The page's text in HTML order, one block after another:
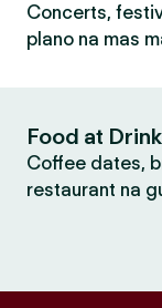
Concerts,
plano na mas
Food at
Coffee dates,
restaurant na